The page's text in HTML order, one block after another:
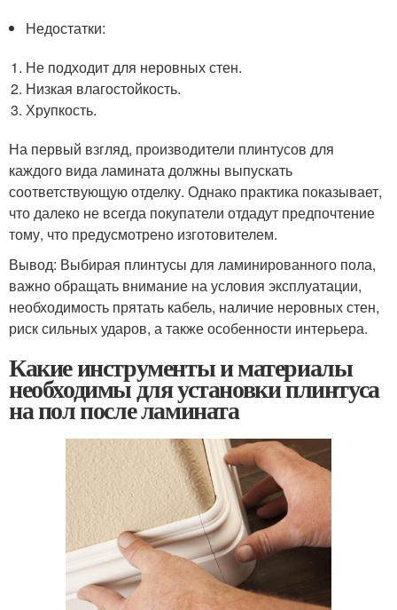
Недостатки:
Не подходит для неровных стен.
Низкая влагостойкость.
Хрупкость.
На первый взгляд, производители плинтусов для
каждого вида ламината должны выпускать
соответствующую отделку. Однако практика показывает,
что далеко не всегда покупатели отдадут предпочтение
тому, что предусмотрено изготовителем.
Вывод: Выбирая плинтусы для ламинированного пола,
важно обращать внимание на условия эксплуатации,
необходимость прятать кабель, наличие неровных стен,
риск сильных ударов, а также особенности интерьера.
Какие инструменты и материалы
необходимы для установки плинтуса
на пол после ламината